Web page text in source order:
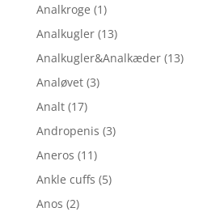
Analkroge (1)
Analkugler (13)
Analkugler&Analkæder (13)
Analøvet (3)
Analt (17)
Andropenis (3)
Aneros (11)
Ankle cuffs (5)
Anos (2)